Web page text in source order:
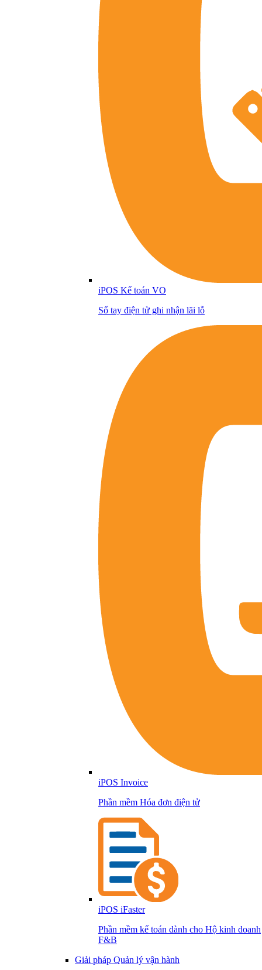
iPOS Kế toán VO
Sổ tay điện tử ghi nhận lãi lỗ
iPOS Invoice
Phần mềm Hóa đơn điện tử
iPOS iFaster
Phần mềm kế toán dành cho Hộ kinh doanh
F&B
Giải pháp Quản lý vận hành